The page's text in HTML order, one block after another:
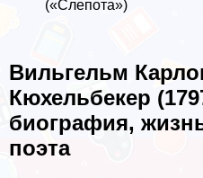
(«Слепота»)
Вильгельм
Кюхельбекер
биография,
поэта